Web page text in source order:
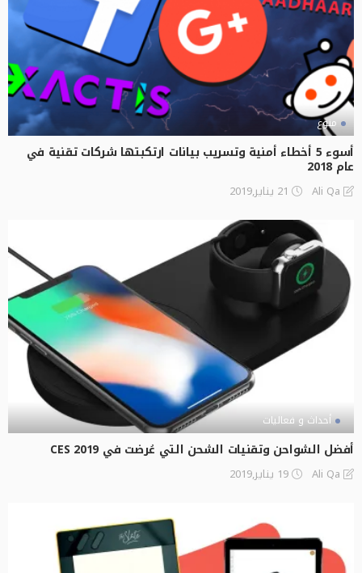
منوع
أسوء 5 أخطاء أمنية وتسريب بيانات ارتكبتها شركات تقنية في
عام 2018
Ali Qa 21 يناير,2019
أحداث و فعاليات
أفضل الشواحن وتقنيات الشحن التي عُرضت في CES 2019
Ali Qa 19 يناير,2019